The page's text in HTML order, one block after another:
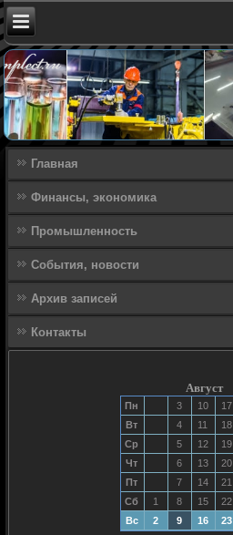
Главная
Финансы, экономика
Промышленность
События, новости
Архив записей
Контакты
Август
Пн 3 10 17
Вт
4 11 18
Ср
5 12 19
Чт
6 13 20
Пт
7 14 21
Сб
1 8 15 22
Вс
2 9 16 23